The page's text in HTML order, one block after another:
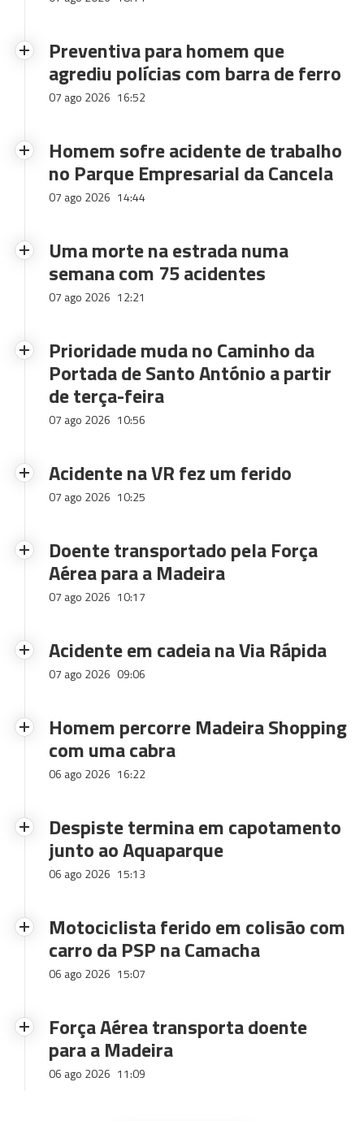
Preventiva para homem que
agrediu polícias com barra de ferro
07 ago 2026 16:52
Homem sofre acidente de trabalho
no Parque Empresarial da Cancela
07 ago 2026 14:44
Uma morte na estrada numa
semana com 75 acidentes
07 ago 2026 12:21
Prioridade muda no Caminho da
Portada de Santo António a partir
de terça-feira
07 ago 2026 10:56
Acidente na VR fez um ferido
07 ago 2026 10:25
Doente transportado pela Força
Aérea para a Madeira
07 ago 2026 10:17
Acidente em cadeia na Via Rápida
07 ago 2026 09:06
Homem percorre Madeira Shopping
com uma cabra
06 ago 2026 16:22
Despiste termina em capotamento
junto ao Aquaparque
06 ago 2026 15:13
Motociclista ferido em colisão com
carro da PSP na Camacha
06 ago 2026 15:07
Força Aérea transporta doente
para a Madeira
06 ago 2026 11:09